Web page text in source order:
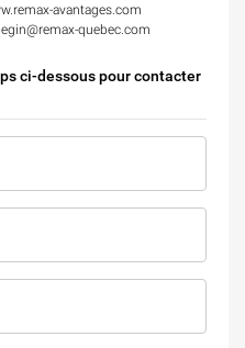
avantages.com
quebec.com
ci-dessous pour contacter